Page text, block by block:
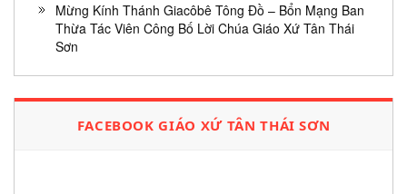
Mừng Kính Thánh Giacôbê Tông Đồ – Bổn Mạng Ban
Thừa Tác Viên Công Bố Lời Chúa Giáo Xứ Tân Thái
Sơn
FACEBOOK GIÁO XỨ TÂN THÁI SƠN